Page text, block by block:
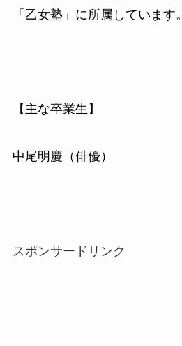
「乙女塾」に所属しています。
【主な卒業生】
中尾明慶（俳優）
スポンサードリンク